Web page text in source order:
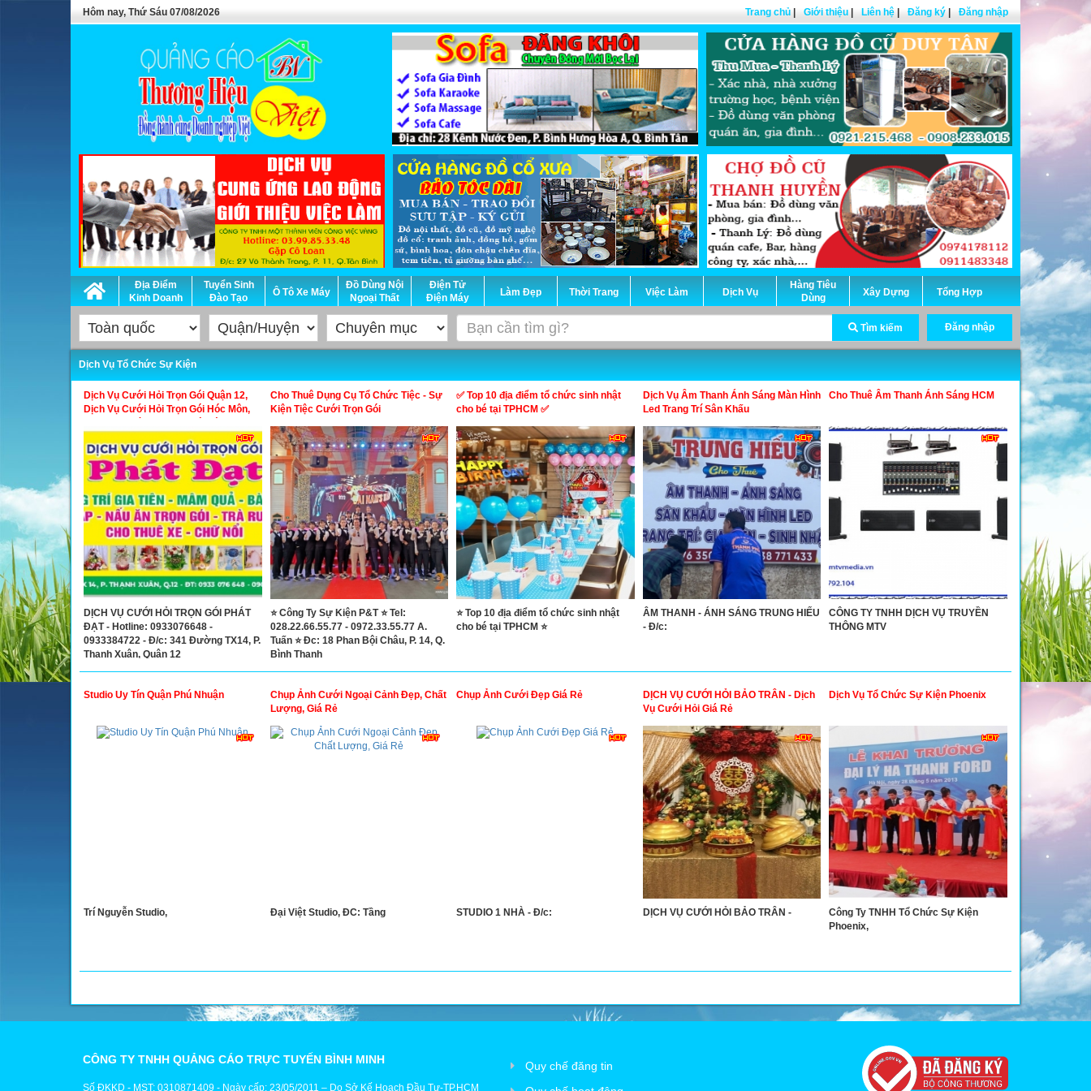
Hôm nay, Thứ Sáu 07/08/2026 Trang chủ Giới thiệu Liên hệ Đăng ký Đăng nhập
Địa Điểm
Kinh Doanh
Tuyển Sinh
Đào Tạo
Ô Tô Xe Máy
Đồ Dùng Nội
Ngoại Thất
Điện Tử
Điện Máy
Làm Đẹp Thời Trang Việc Làm Dịch Vụ
Hàng Tiêu
Dùng
Xây Dựng Tổng Hợp
Tìm kiếm Đăng nhập
Dịch Vụ Tổ Chức Sự Kiện
Dịch Vụ Cưới Hỏi Trọn Gói Quận 12,
Dịch Vụ Cưới Hỏi Trọn Gói Hóc Môn,
DỊCH VỤ CƯỚI HỎI TRỌN GÓI PHÁT
ĐẠT - Hotline: 0933076648 -
0933384722 - Đ/c: 341 Đường TX14, P.
Thạnh Xuân, Quận 12
Cho Thuê Dụng Cụ Tổ Chức Tiệc - Sự
Kiện Tiệc Cưới Trọn Gói
⭐ Công Ty Sự Kiện P&T ⭐ Tel:
028.22.66.55.77 - 0972.33.55.77 A.
Tuấn ⭐ Đc: 18 Phan Bội Châu, P. 14, Q.
Bình Thạnh
✅ Top 10 địa điểm tổ chức sinh nhật
cho bé tại TPHCM ✅
⭐ Top 10 địa điểm tổ chức sinh nhật
cho bé tại TPHCM ⭐
Dịch Vụ Âm Thanh Ánh Sáng Màn Hình
Led Trang Trí Sân Khấu
ÂM THANH - ÁNH SÁNG TRUNG HIẾU
- Đ/c:
Cho Thuê Âm Thanh Ánh Sáng HCM
CÔNG TY TNHH DỊCH VỤ TRUYỀN
THÔNG MTV
Studio Uy Tín Quận Phú Nhuận
Trí Nguyễn Studio,
Chụp Ảnh Cưới Ngoại Cảnh Đẹp, Chất
Lượng, Giá Rẻ
Đại Việt Studio, ĐC: Tầng
Chụp Ảnh Cưới Đẹp Giá Rẻ
STUDIO 1 NHÀ - Đ/c:
DỊCH VỤ CƯỚI HỎI BẢO TRÂN - Dịch
Vụ Cưới Hỏi Giá Rẻ
DỊCH VỤ CƯỚI HỎI BẢO TRÂN -
Dịch Vụ Tổ Chức Sự Kiện Phoenix
Công Ty TNHH Tổ Chức Sự Kiện
Phoenix,
CÔNG TY TNHH QUẢNG CÁO TRỰC TUYẾN BÌNH MINH
Số ĐKKD - MST: 0310871409 - Ngày cấp: 23/05/2011 – Do Sở Kế Hoạch Đầu Tư-TP.HCM
Quy chế đăng tin